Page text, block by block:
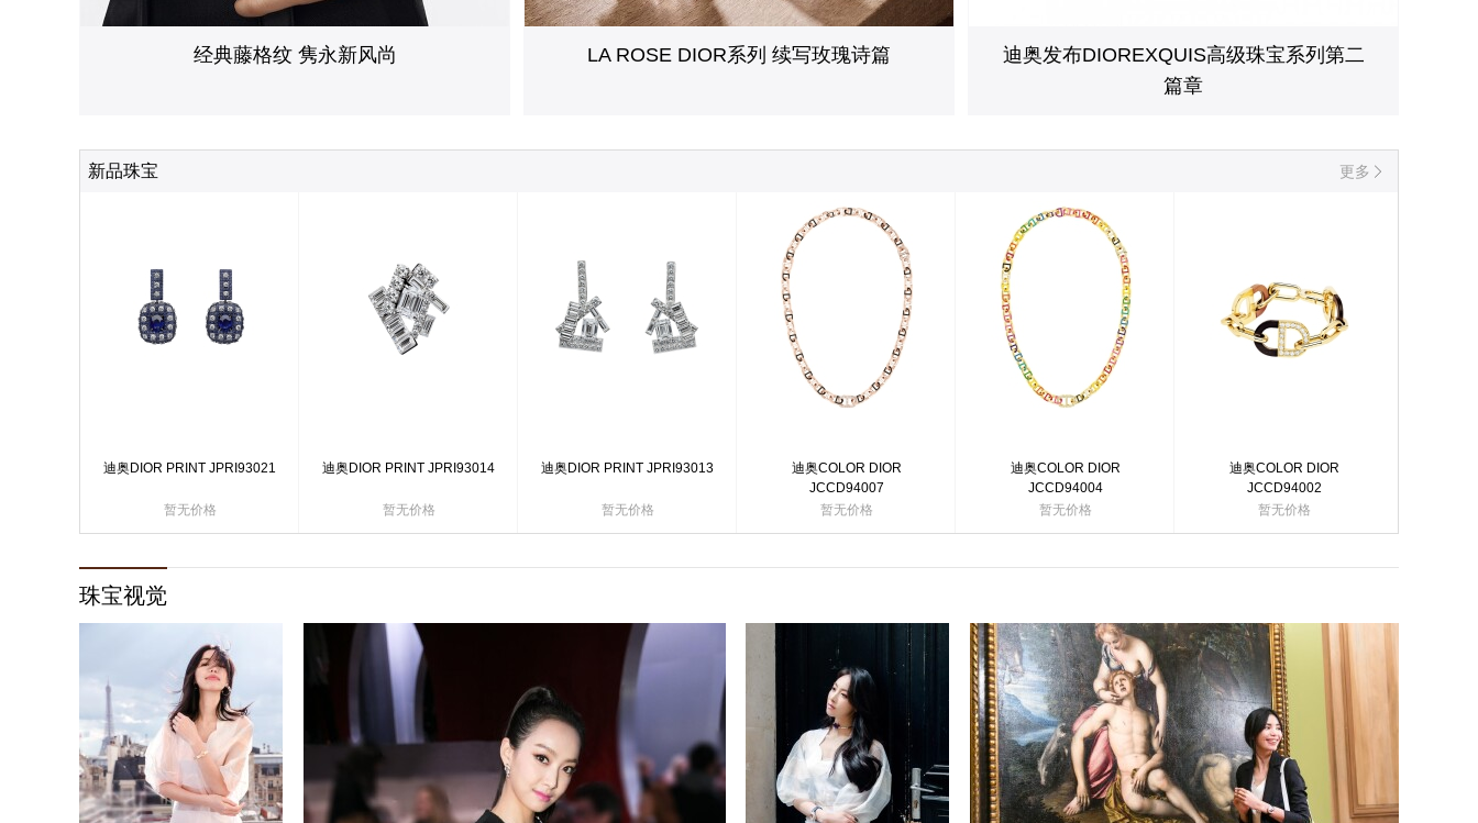
经典藤格纹 隽永新风尚 LA ROSE DIOR系列 续写玫瑰诗篇
迪奥发布DIOREXQUIS高级珠宝系列第二
篇章
新品珠宝 更多
迪奥DIOR PRINT JPRI93021
暂无价格
迪奥DIOR PRINT JPRI93014
暂无价格
迪奥DIOR PRINT JPRI93013
暂无价格
迪奥COLOR DIOR
JCCD94007
暂无价格
迪奥COLOR DIOR
JCCD94004
暂无价格
迪奥COLOR DIOR
JCCD94002
暂无价格
珠宝视觉